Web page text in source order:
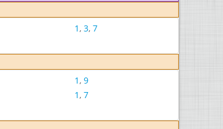
1, 3, 7
1, 9
1, 7